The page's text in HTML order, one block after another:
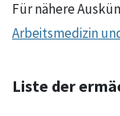
Für nähere
Arbeitsmedizin
Liste der